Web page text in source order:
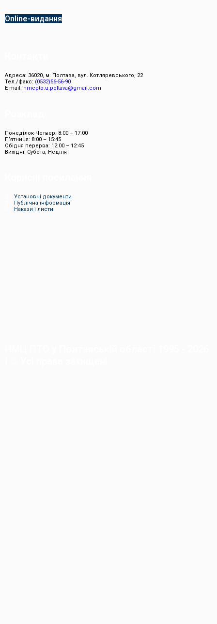
Online-видання
Адреса: 36020, м. Полтава, вул. Котляревського, 22
Тел./факс: (0532)56-56-90
E-mail: nmcpto.u.poltava@gmail.com
Понеділок-Четвер: 8:00 – 17:00
П’ятниця: 8:00 – 15:45
Обідня перерва: 12:00 – 12:45
Вихідні: Субота, Неділя
Установчі документи
Публічна інформація
Накази і листи